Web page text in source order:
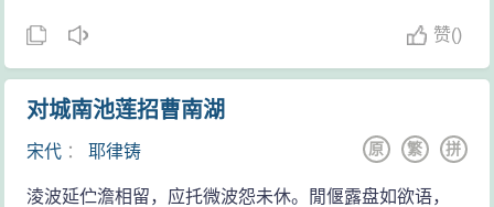
赞()
对城南池莲招曹南湖
宋代 ：耶律铸 拼
繁
原
淩波延伫澹相留，应托微波怨未休。閒偃露盘如欲语，